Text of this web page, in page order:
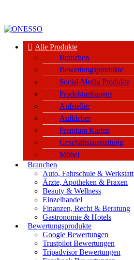
Alle Produkte
Branchen
Bewertungsprodukte
Social-Media Produkte
Produktanhänger
Aufsteller
Aufkleber
Premium Karten
Geschäftsausstattung
Möbel
Branchen
Auto, Fahrschule & Werkstatt
Ärzte, Apotheken & Praxen
Beauty & Wellness
Einzelhandel
Finanzen, Recht & Beratung
Gastronomie & Hotels
Bewertungsprodukte
Google Bewertungen
Trustpilot Bewertungen
Tripadvisor Bewertungen